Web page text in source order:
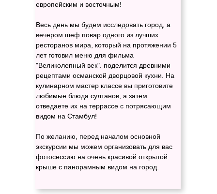
европейским и восточным!
Весь день мы будем исследовать город, а
вечером шеф повар одного из лучших
ресторанов мира, который на протяжении 5
лет готовил меню для фильма
"Великолепный век". поделится древними
рецептами османской дворцовой кухни. На
кулинарном мастер классе вы приготовите
любимые блюда султанов, а затем
отведаете их на террассе с потрясающим
видом на Стамбул!
По желанию, перед началом основной
экскурсии мы можем организовать для вас
фотосессию на очень красивой открытой
крыше с панорамным видом на город.